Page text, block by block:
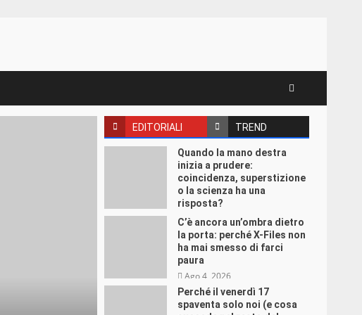
EDITORIALI TREND
Quando la mano destra
inizia a prudere:
coincidenza, superstizione
o la scienza ha una
risposta?
Ago 7, 2026
C’è ancora un’ombra dietro
la porta: perché X-Files non
ha mai smesso di farci
paura
Ago 4, 2026
Perché il venerdì 17
spaventa solo noi (e cosa